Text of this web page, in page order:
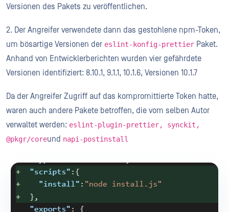
Versionen des Pakets zu veröffentlichen.
2. Der Angreifer verwendete dann das gestohlene npm-Token,
um bösartige Versionen der eslint-konfig-prettier Paket.
Anhand von Entwicklerberichten wurden vier gefährdete
Versionen identifiziert: 8.10.1, 9.1.1, 10.1.6, Versionen 10.1.7
Da der Angreifer Zugriff auf das kompromittierte Token hatte,
waren auch andere Pakete betroffen, die vom selben Autor
verwaltet werden: eslint-plugin-prettier, synckit,
@pkgr/coreund napi-postinstall